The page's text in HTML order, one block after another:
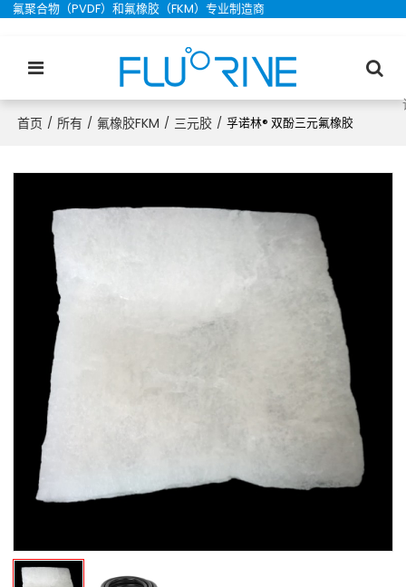
氟聚合物（PVDF）和氟橡胶（FKM）专业制造商
首页 / 所有 / 氟橡胶FKM / 三元胶 / 孚诺林® 双酚三元氟橡胶